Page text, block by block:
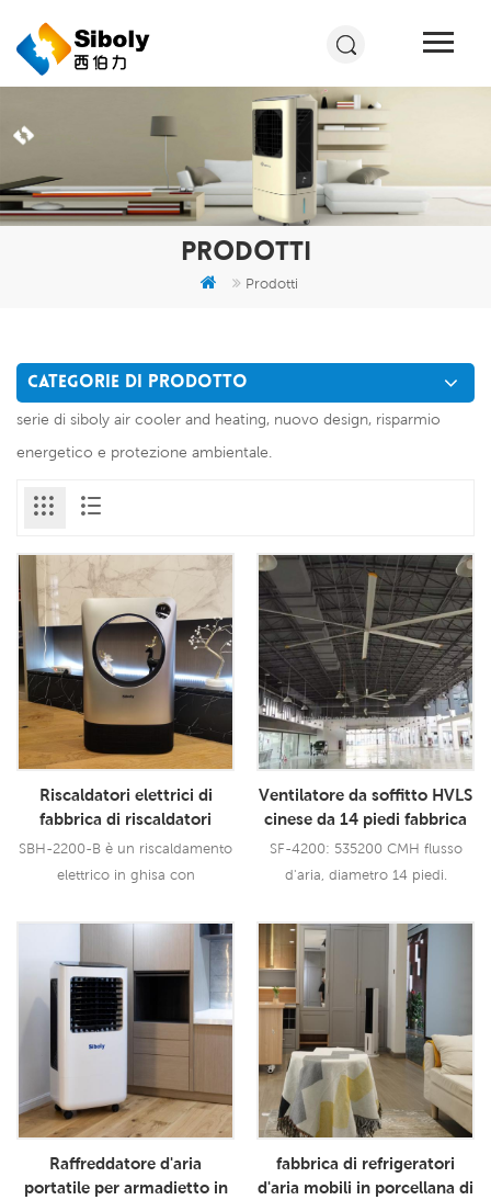
PRODOTTI
Prodotti
CATEGORIE DI PRODOTTO
serie di siboly air cooler and heating, nuovo design, risparmio
energetico e protezione ambientale.
Riscaldatori elettrici di
fabbrica di riscaldatori
elettrici in ghisa da 2200 W
in Cina
SBH-2200-B è un riscaldamento
elettrico in ghisa con
inossidabile.
Leggi Di Più
Ventilatore da soffitto HVLS
cinese da 14 piedi fabbrica
di ventilatori HVLS super
silenzioso
SF-4200: 535200 CMH flusso
d'aria, diametro 14 piedi.
Leggi Di Più
Raffreddatore d'aria
portatile per armadietto in
fabbrica di refrigeratori
d'aria mobili in porcellana di